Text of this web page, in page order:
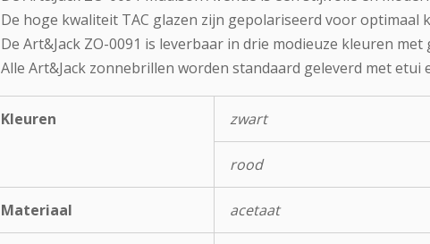
De hoge kwaliteit TAC glazen zijn gepolariseerd voor optimaal
De Art&Jack ZO-0091 is leverbaar in drie modieuze kleuren
Alle Art&Jack zonnebrillen worden standaard geleverd met etui
Kleuren zwart
rood
Materiaal acetaat